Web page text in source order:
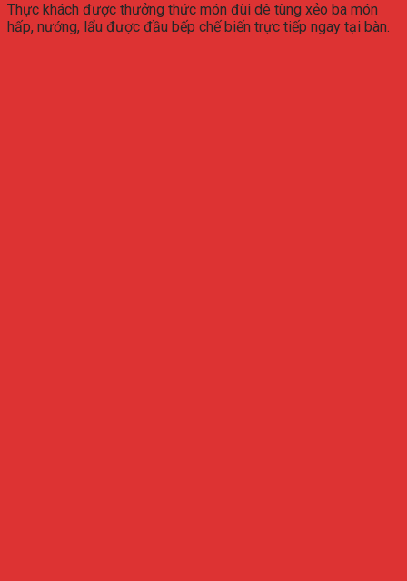
Thực khách được thưởng thức món đùi dê tùng xẻo ba món
hấp, nướng, lẩu được đầu bếp chế biến trực tiếp ngay tại bàn.